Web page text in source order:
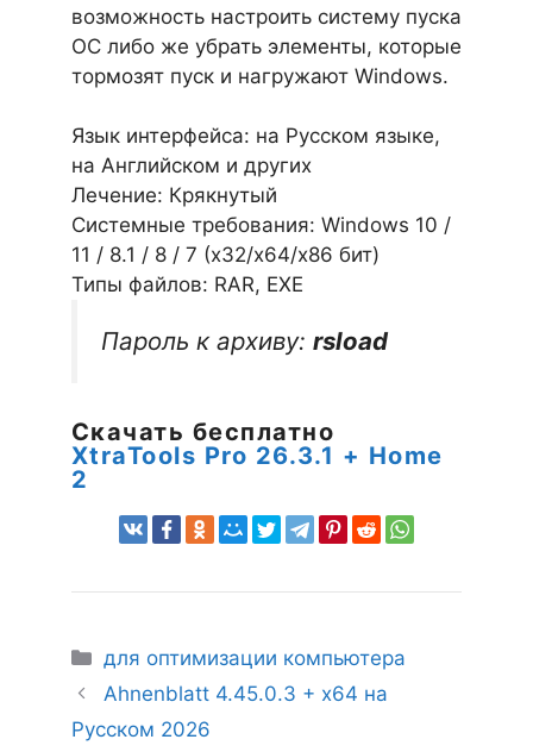
возможность настроить систему пуска
ОС либо же убрать элементы, которые
тормозят пуск и нагружают Windows.
Язык интерфейса: на Русском языке,
на Английском и других
Лечение: Крякнутый
Системные требования: Windows 10 /
11 / 8.1 / 8 / 7 (х32/x64/x86 бит)
Типы файлов: RAR, EXE
Пароль к архиву: rsload
Скачать бесплатно
XtraTools Pro 26.3.1 + Home
2
Рубрики
для оптимизации компьютера
Ahnenblatt 4.45.0.3 + x64 на
Русском 2026